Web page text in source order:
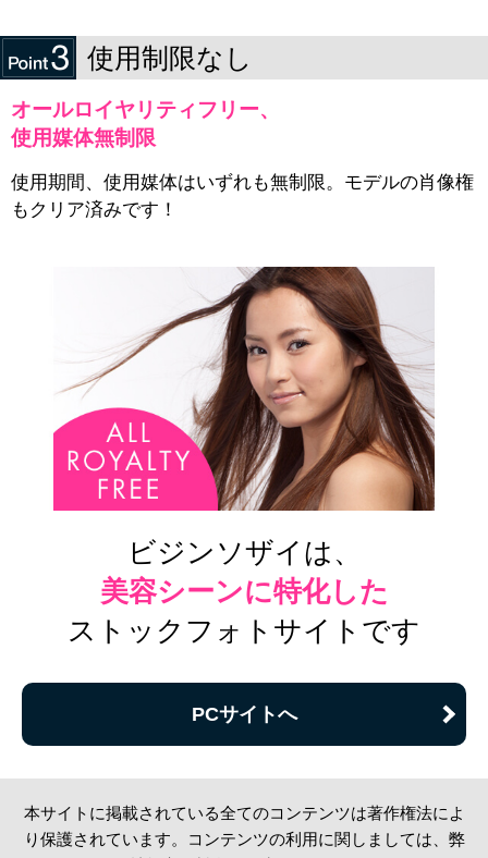
使用制限なし
オールロイヤリティフリー、
使用媒体無制限
使用期間、使用媒体はいずれも無制限。モデルの肖像権
もクリア済みです！
ビジンソザイは、
美容シーンに特化した
ストックフォトサイトです
PCサイトへ
本サイトに掲載されている全てのコンテンツは著作権法によ
り保護されています。コンテンツの利用に関しましては、弊